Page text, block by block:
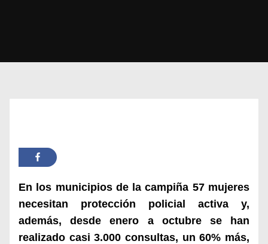
En los municipios de la campiña 57 mujeres
necesitan protección policial activa y,
además, desde enero a octubre se han
realizado casi 3.000 consultas, un 60% más,